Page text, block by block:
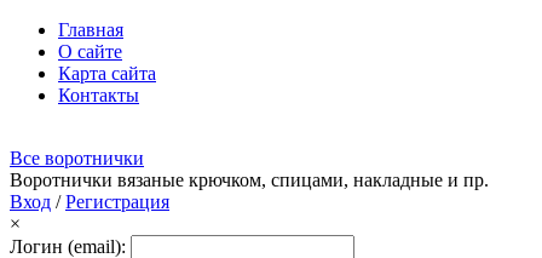
Главная
О сайте
Карта сайта
Контакты
Все воротнички
Воротнички вязаные крючком, спицами, накладные и пр.
Вход /Регистрация
×
Логин (email):